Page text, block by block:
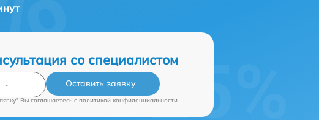
со специалистом
Оставить заявку
Вы соглашаетесь c политикой конфиденциальности